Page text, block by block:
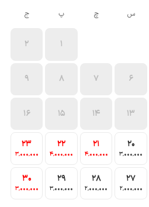
س چ پ ج
1
2
6
7
8
9
13
14
15
16
20
3٬000٬000
21
4٬000٬000
22
4٬000٬000
23
3٬000٬000
27
2٬000٬000
28
2٬000٬000
29
3٬000٬000
30
3٬000٬000